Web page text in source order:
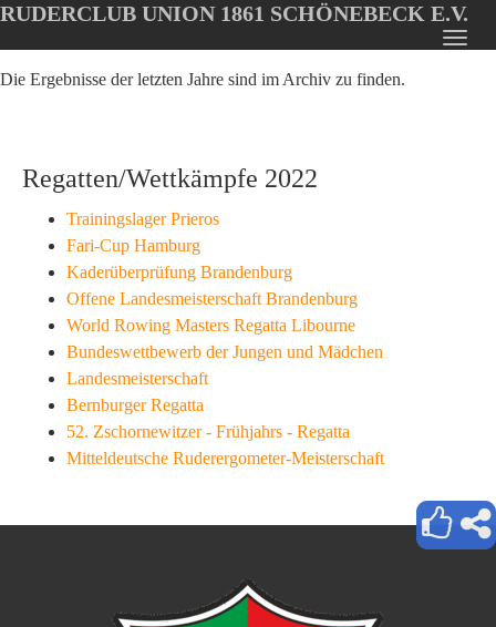
Oops, an error occurred! Code: 20260807040726d2b8763f
to
RUDERCLUB UNION 1861 SCHÖNEBECK E.V.
Die Ergebnisse der letzten Jahre sind im Archiv zu finden.
Regatten/Wettkämpfe 2022
Trainingslager Prieros
Fari-Cup Hamburg
Kaderüberprüfung Brandenburg
Offene Landesmeisterschaft Brandenburg
World Rowing Masters Regatta Libourne
Bundeswettbewerb der Jungen und Mädchen
Landesmeisterschaft
Bernburger Regatta
52. Zschornewitzer - Frühjahrs - Regatta
Mitteldeutsche Ruderergometer-Meisterschaft